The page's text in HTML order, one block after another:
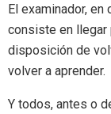
El examinador, en
consiste en llegar
disposición de
volver a aprender.
Y todos, antes o